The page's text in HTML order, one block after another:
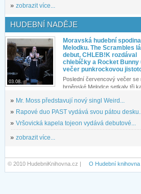
» zobrazit více...
HUDEBNÍ NADĚJE
03.08.
Moravská hudební
Melodku. The Scrambles
debut, CHLEB!K rozdával
chlebíčky a Rocket Bunny
večer punkrockovou
Poslední červencový večer se
brněnské Melodce setkaly tři
» Mr. Moss představují nový singl Weird...
» Rapové duo PAST vydává svou pátou
» Vršovická kapela tojeon vydává debutové...
» zobrazit více...
© 2010 HudebniKnihovna.cz | O Hudební knihovna